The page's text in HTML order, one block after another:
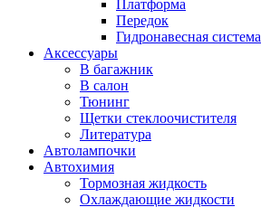
Платформа
Передок
Гидронавесная система
Аксессуары
В багажник
В салон
Тюнинг
Щетки стеклоочистителя
Литература
Автолампочки
Автохимия
Тормозная жидкость
Охлаждающие жидкости